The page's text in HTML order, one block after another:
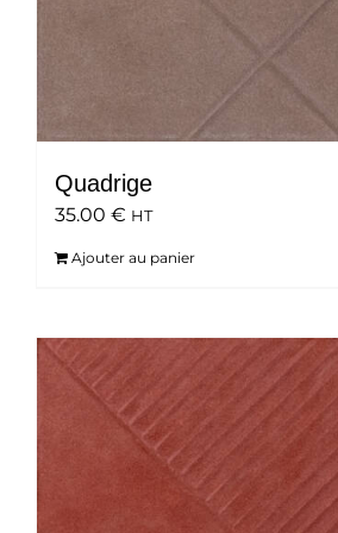
Quadrige
35.00 € HT
Ajouter au panier